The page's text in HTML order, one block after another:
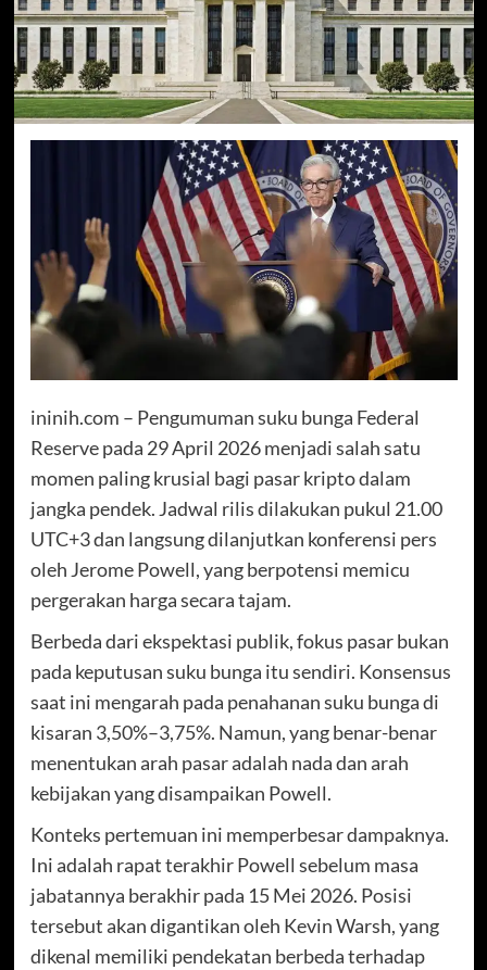
ininih.com – Pengumuman suku bunga Federal
Reserve pada 29 April 2026 menjadi salah satu
momen paling krusial bagi pasar kripto dalam
jangka pendek. Jadwal rilis dilakukan pukul 21.00
UTC+3 dan langsung dilanjutkan konferensi pers
oleh Jerome Powell, yang berpotensi memicu
pergerakan harga secara tajam.
Berbeda dari ekspektasi publik, fokus pasar bukan
pada keputusan suku bunga itu sendiri. Konsensus
saat ini mengarah pada penahanan suku bunga di
kisaran 3,50%–3,75%. Namun, yang benar-benar
menentukan arah pasar adalah nada dan arah
kebijakan yang disampaikan Powell.
Konteks pertemuan ini memperbesar dampaknya.
Ini adalah rapat terakhir Powell sebelum masa
jabatannya berakhir pada 15 Mei 2026. Posisi
tersebut akan digantikan oleh Kevin Warsh, yang
dikenal memiliki pendekatan berbeda terhadap